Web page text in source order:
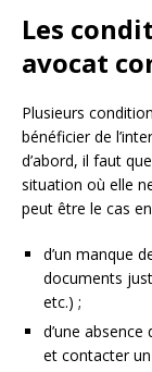
Les
avocat
Plusieurs
bénéficier de
d’abord, il faut
situation où elle
peut être le cas
d’un manque
documents
etc.) ;
d’une
et contacter